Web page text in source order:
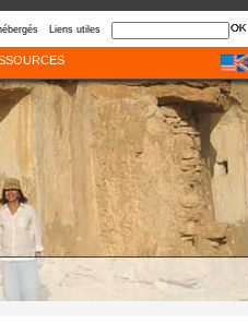
Liens utiles